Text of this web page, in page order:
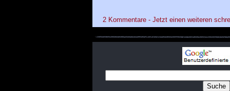
2 Kommentare - Jetzt einen weiteren